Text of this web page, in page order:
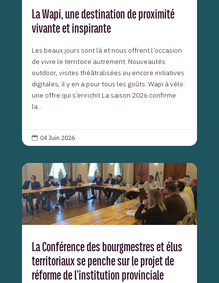
La Wapi, une destination de proximité
vivante et inspirante
Les beaux jours sont là et nous offrent l’occasion
de vivre le territoire autrement. Nouveautés
outdoor, visites théâtralisées ou encore initiatives
digitales, il y en a pour tous les goûts. Wapi à vélo :
une offre qui s’enrichit La saison 2026 confirme
la...
 04 Juin 2026
La Conférence des bourgmestres et élus
territoriaux se penche sur le projet de
réforme de l’institution provinciale